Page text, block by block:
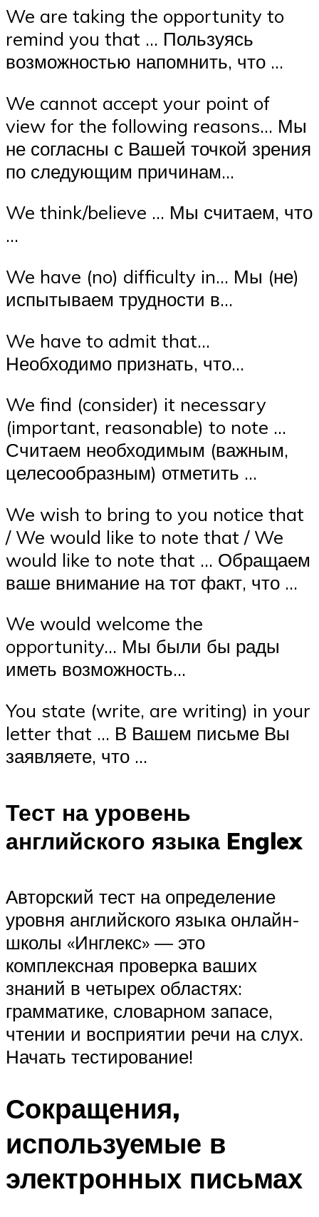
We are taking the opportunity to
remind you that … Пользуясь
возможностью напомнить, что …
We cannot accept your point of
view for the following reasons… Мы
не согласны с Вашей точкой зрения
по следующим причинам…
We think/believe … Мы считаем, что
…
We have (no) difficulty in… Мы (не)
испытываем трудности в…
We have to admit that…
Необходимо признать, что…
We find (consider) it necessary
(important, reasonable) to note …
Считаем необходимым (важным,
целесообразным) отметить …
We wish to bring to you notice that
/ We would like to note that / We
would like to note that … Обращаем
ваше внимание на тот факт, что …
We would welcome the
opportunity… Мы были бы рады
иметь возможность…
You state (write, are writing) in your
letter that … В Вашем письме Вы
заявляете, что …
Тест на уровень
английского языка Englex
Авторский тест на определение
уровня английского языка онлайн-
школы «Инглекс» — это
комплексная проверка ваших
знаний в четырех областях:
грамматике, словарном запасе,
чтении и восприятии речи на слух.
️Начать тестирование!
Сокращения,
используемые в
электронных письмах